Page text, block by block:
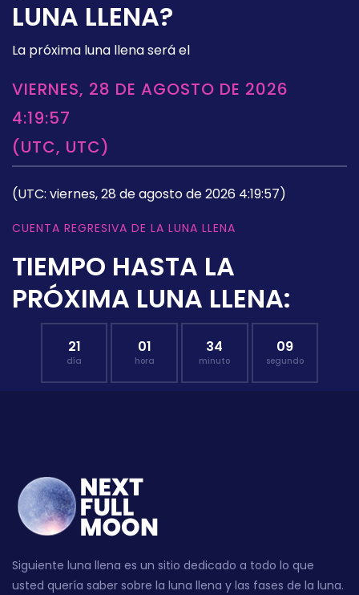
LUNA LLENA?
La próxima luna llena será el
VIERNES, 28 DE AGOSTO DE 2026
4:19:57
(UTC, UTC)
(UTC: viernes, 28 de agosto de 2026 4:19:57)
CUENTA REGRESIVA DE LA LUNA LLENA
TIEMPO HASTA LA
PRÓXIMA LUNA LLENA:
21
día
01
hora
34
minuto
08
segundo
Siguiente luna llena es un sitio dedicado a todo lo que
usted quería saber sobre la luna llena y las fases de la luna.